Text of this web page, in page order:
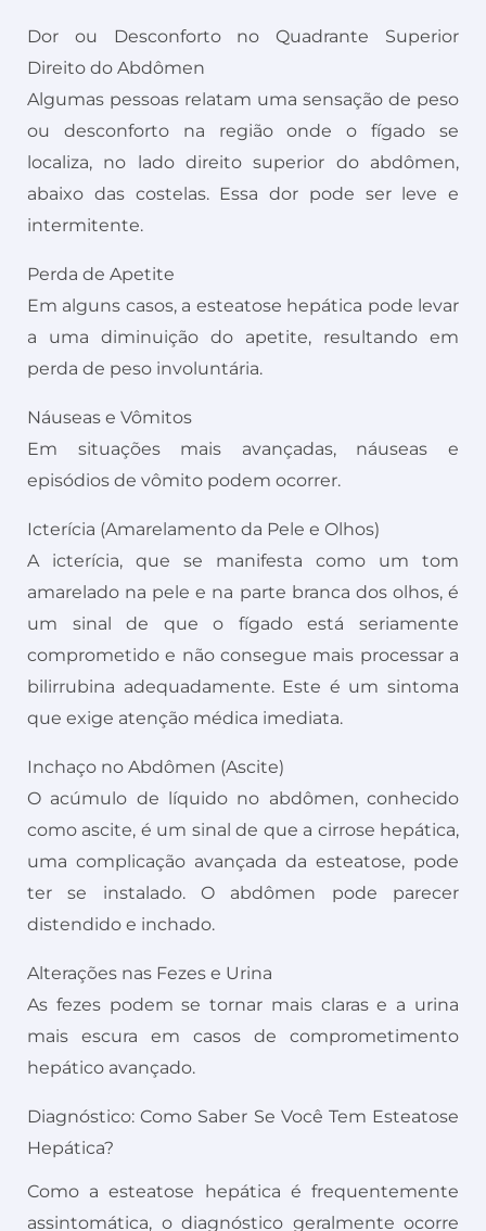
Dor ou Desconforto no Quadrante Superior
Direito do Abdômen
Algumas pessoas relatam uma sensação de peso
ou desconforto na região onde o fígado se
localiza, no lado direito superior do abdômen,
abaixo das costelas. Essa dor pode ser leve e
intermitente.
Perda de Apetite
Em alguns casos, a esteatose hepática pode levar
a uma diminuição do apetite, resultando em
perda de peso involuntária.
Náuseas e Vômitos
Em situações mais avançadas, náuseas e
episódios de vômito podem ocorrer.
Icterícia (Amarelamento da Pele e Olhos)
A icterícia, que se manifesta como um tom
amarelado na pele e na parte branca dos olhos, é
um sinal de que o fígado está seriamente
comprometido e não consegue mais processar a
bilirrubina adequadamente. Este é um sintoma
que exige atenção médica imediata.
Inchaço no Abdômen (Ascite)
O acúmulo de líquido no abdômen, conhecido
como ascite, é um sinal de que a cirrose hepática,
uma complicação avançada da esteatose, pode
ter se instalado. O abdômen pode parecer
distendido e inchado.
Alterações nas Fezes e Urina
As fezes podem se tornar mais claras e a urina
mais escura em casos de comprometimento
hepático avançado.
Diagnóstico: Como Saber Se Você Tem Esteatose
Hepática?
Como a esteatose hepática é frequentemente
assintomática, o diagnóstico geralmente ocorre